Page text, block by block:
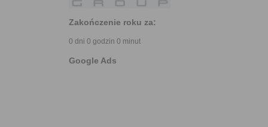
Zakończenie roku za:
0 dni 0 godzin 0 minut
Google Ads